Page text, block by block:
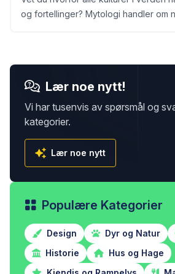
og fortellinger? Mytologi handler om
Lær noe nytt!
Vi har tusenvis av spørsmål og
kategorier.
Lær noe nytt
Populære Kategorier
Design Dyr og Natur
Historie
Hus og Hage